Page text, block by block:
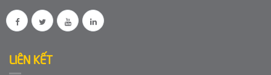
LIÊN KẾT